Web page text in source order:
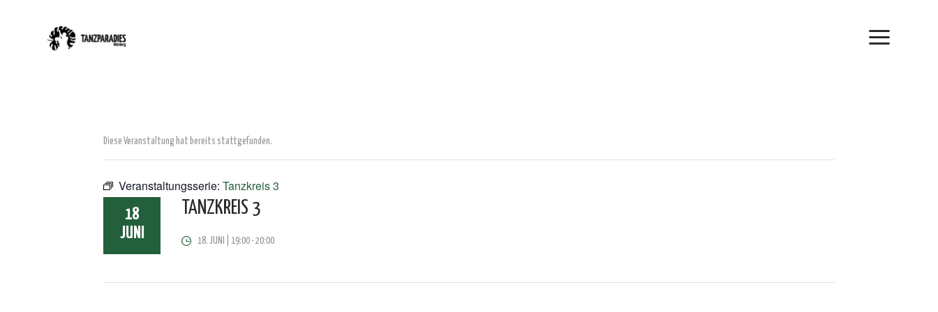
Diese Veranstaltung hat bereits stattgefunden.
Veranstaltungsserie: Tanzkreis 3
18
JUNI
TANZKREIS 3
18. JUNI | 19:00-20:00